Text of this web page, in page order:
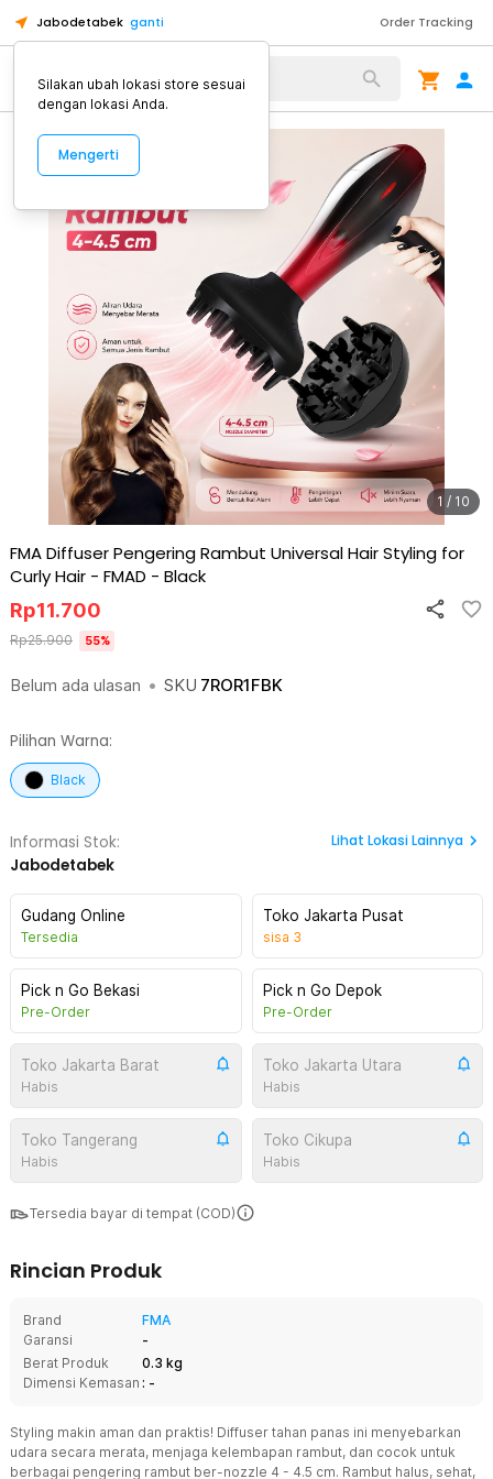
Jabodetabek ganti Order Tracking
Alat Kopi
1 / 10
FMA Diffuser Pengering Rambut Universal Hair Styling for
Curly Hair - FMAD - Black
Belum ada ulasan • SKU 7ROR1FBK
Rp11.700
Rp25.900 55%
Pilihan Warna:
Black
Informasi Stok:
Jabodetabek
Lihat Lokasi Lainnya
Gudang Online
Tersedia
Toko Jakarta Pusat
sisa 3
Pick n Go Bekasi
Pre-Order
Pick n Go Depok
Pre-Order
Toko Jakarta Barat
Habis
Toko Jakarta Utara
Habis
Toko Tangerang
Habis
Toko Cikupa
Habis
Tersedia bayar di tempat (COD)
Rincian Produk
Brand
FMA
Garansi
-
Berat Produk
0.3 kg
Dimensi Kemasan : -
Styling makin aman dan praktis! Diffuser tahan panas ini menyebarkan
udara secara merata, menjaga kelembapan rambut, dan cocok untuk
berbagai pengering rambut ber-nozzle 4 - 4.5 cm. Rambut halus, sehat,
Silakan ubah lokasi store sesuai
dengan lokasi Anda.
Mengerti